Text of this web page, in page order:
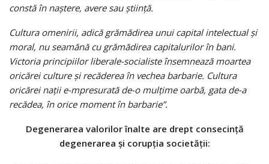
constă în naştere, avere sau ştiinţă.
Cultura omenirii, adică grămădirea unui capital intelectual şi
moral, nu seamănă cu grămădirea capitalurilor în bani.
Victoria principiilor liberale-socialiste însemnează moartea
oricărei culture şi recăderea în vechea barbarie. Cultura
oricărei naţii e-mpresurată de-o mulţime oarbă, gata de-a
recădea, în orice moment în barbarie”.
Degenerarea valorilor înalte are drept consecinţă
degenerarea şi corupţia societăţii: